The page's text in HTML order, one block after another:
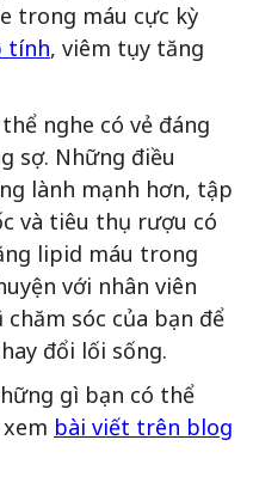
trong máu cực kỳ
tính, viêm tụy tăng
nghe có vẻ đáng
sợ. Những điều
lành mạnh hơn, tập
và tiêu thụ rượu có
lipid máu trong
với nhân viên
sóc của bạn để
đổi lối sống.
gì bạn có thể
bài viết trên blog